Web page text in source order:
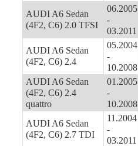
AUDI A6 Sedan
(4F2, C6) 2.0 TFSI
06.2005
-
03.2011
AUDI A6 Sedan
(4F2, C6) 2.4
05.2004
-
10.2008
AUDI A6 Sedan
(4F2, C6) 2.4
quattro
01.2005
-
10.2008
AUDI A6 Sedan
(4F2, C6) 2.7 TDI
11.2004
-
03.2011